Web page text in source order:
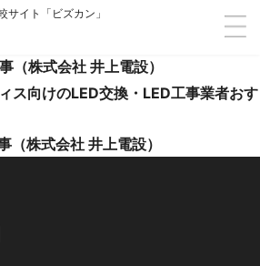
サイト「ビズカン」
（株式会社 井上電設）
ス向けのLED交換・LED工事業者おす
（株式会社 井上電設）